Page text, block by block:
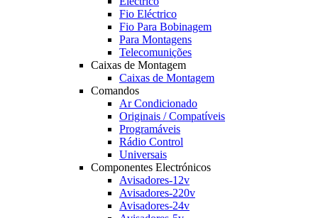
Fio Eléctrico
Fio Para Bobinagem
Para Montagens
Telecomunições
Caixas de Montagem
Caixas de Montagem
Comandos
Ar Condicionado
Originais / Compatíveis
Programáveis
Rádio Control
Universais
Componentes Electrónicos
Avisadores-12v
Avisadores-220v
Avisadores-24v